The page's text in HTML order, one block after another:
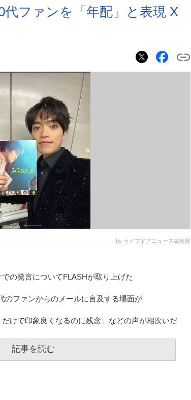
ファンを「年配」と表現 X
by ライブドアニュース編集部
の発言についてFLASHが取り上げた
のファンからのメールに言及する場面が
けで印象良くなるのに残念」などの声が相次いだ
記事を読む